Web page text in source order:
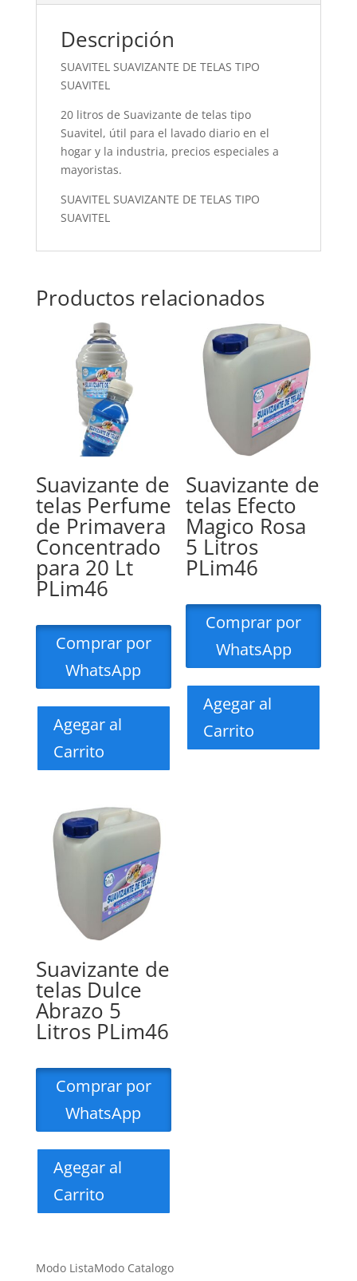
Descripción
SUAVITEL SUAVIZANTE DE TELAS TIPO
SUAVITEL
20 litros de Suavizante de telas tipo
Suavitel, útil para el lavado diario en el
hogar y la industria, precios especiales a
mayoristas.
SUAVITEL SUAVIZANTE DE TELAS TIPO
SUAVITEL
Productos relacionados
Suavizante de
telas Perfume
de Primavera
Concentrado
para 20 Lt
PLim46
Comprar por
WhatsApp
Agegar al
Carrito
Suavizante de
telas Efecto
Magico Rosa
5 Litros
PLim46
Comprar por
WhatsApp
Agegar al
Carrito
Suavizante de
telas Dulce
Abrazo 5
Litros PLim46
Comprar por
WhatsApp
Agegar al
Carrito
Modo ListaModo Catalogo